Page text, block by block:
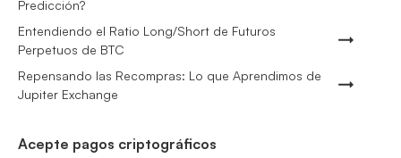
Predicción?
Entendiendo el Ratio Long/Short de Futuros
Perpetuos de BTC
Repensando las Recompras: Lo que Aprendimos de
Jupiter Exchange
Acepte pagos criptográficos